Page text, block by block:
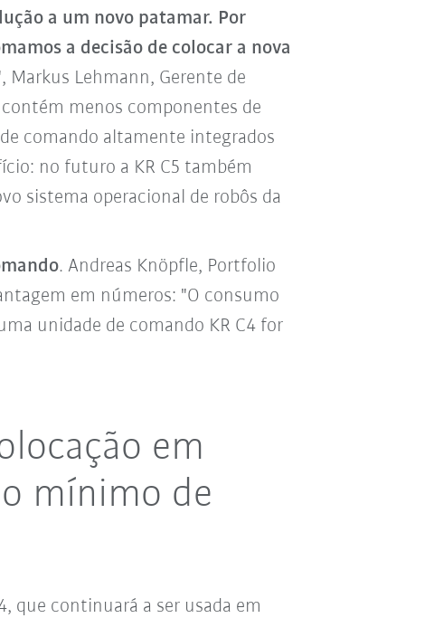
a um novo patamar. Por
a decisão de colocar a nova
Markus Lehmann, Gerente de
contém menos componentes de
comando altamente integrados
no futuro a KR C5 também
sistema operacional de robôs da
. Andreas Knöpfle, Portfolio
em números: "O consumo
unidade de comando KR C4 for
em
mínimo de
que continuará a ser usada em